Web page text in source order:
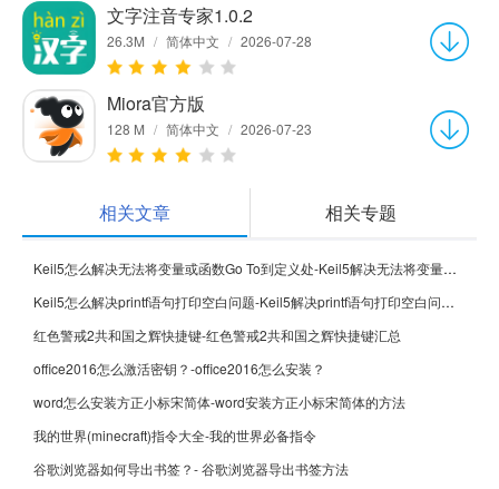
文字注音专家1.0.2
26.3M / 简体中文 / 2026-07-28
Miora官方版
128 M / 简体中文 / 2026-07-23
相关文章 相关专题
Keil5怎么解决无法将变量或函数Go To到定义处-Keil5解决无法将变量或函数Go To到定义处的方法
Keil5怎么解决printf语句打印空白问题-Keil5解决printf语句打印空白问题的方法
红色警戒2共和国之辉快捷键-红色警戒2共和国之辉快捷键汇总
office2016怎么激活密钥？-office2016怎么安装？
word怎么安装方正小标宋简体-word安装方正小标宋简体的方法
我的世界(minecraft)指令大全-我的世界必备指令
谷歌浏览器如何导出书签？- 谷歌浏览器导出书签方法